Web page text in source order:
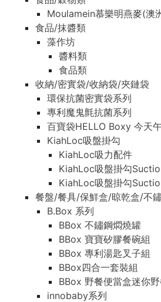
Moulamein慕樂明燕麥(澳
食品/抹醬類
藻作坊
醬料類
食品類
收納/密實袋/收納袋/夾鏈袋
環保抗菌密實袋系列
專利魔鬼氈抗菌系列
百寶袋HELLO Boxy 今天
KiahLoc吸盤掛勾
KiahLoc吸力配件
KiahLoc吸盤掛勾
KiahLoc吸盤掛勾
餐盤/餐具/保鮮盒/晾乾盒/不
B.Box 系列
BBox 不鏽鋼燜燒罐
BBox 寶寶矽膠餐碗組
BBox 專利湯匙叉子組
BBox四合一套裝組
BBox 野餐便當盒迷你
innobaby系列